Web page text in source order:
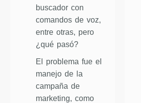
buscador con
comandos de voz,
entre otras, pero
¿qué pasó?
El problema fue el
manejo de la
campaña de
marketing, como